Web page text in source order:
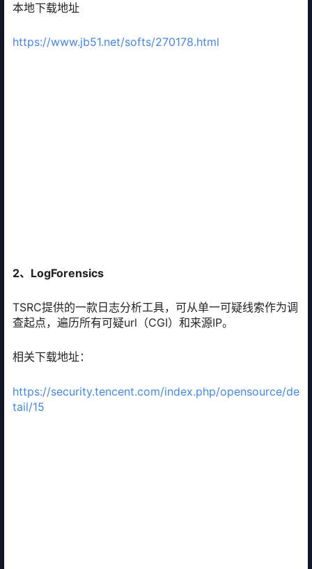
本地下载地址
https://www.jb51.net/softs/270178.html
2、LogForensics
TSRC提供的一款日志分析工具，可从单一可疑线索作为调
查起点，遍历所有可疑url（CGI）和来源IP。
相关下载地址：
https://security.tencent.com/index.php/opensource/de
tail/15